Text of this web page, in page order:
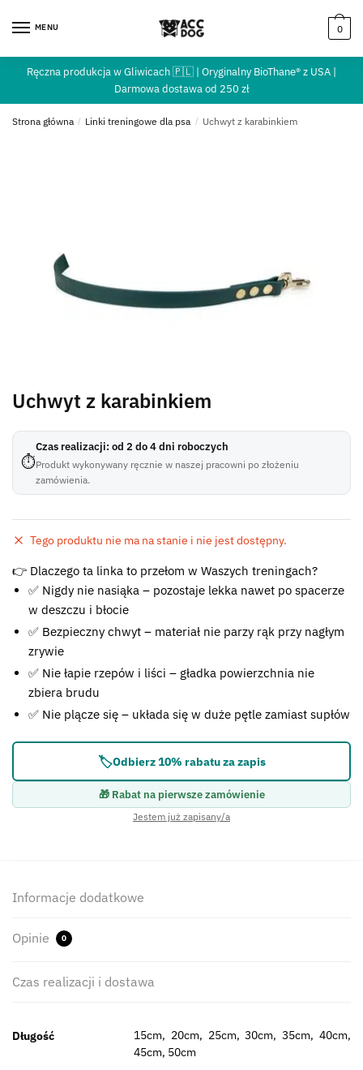
MENU 0
Ręczna produkcja w Gliwicach 🇵🇱 | Oryginalny BioThane® z USA |
Darmowa dostawa od 250 zł
Strona główna / Linki treningowe dla psa / Uchwyt z karabinkiem
Uchwyt z karabinkiem
⏱
Czas realizacji: od 2 do 4 dni roboczych
Produkt wykonywany ręcznie w naszej pracowni po złożeniu
zamówienia.
Tego produktu nie ma na stanie i nie jest dostępny.
Błąd:Brak formularza kontaktowego.
👉 Dlaczego ta linka to przełom w Waszych treningach?
✅ Nigdy nie nasiąka – pozostaje lekka nawet po spacerze
w deszczu i błocie
✅ Bezpieczny chwyt – materiał nie parzy rąk przy nagłym
zrywie
✅ Nie łapie rzepów i liści – gładka powierzchnia nie
zbiera brudu
✅ Nie plącze się – układa się w duże pętle zamiast supłów
🏷️Odbierz 10% rabatu za zapis
🎁 Rabat na pierwsze zamówienie
Jestem już zapisany/a
Informacje dodatkowe
Opinie 0
Czas realizacji i dostawa
Długość
15cm, 20cm, 25cm, 30cm, 35cm, 40cm,
45cm, 50cm